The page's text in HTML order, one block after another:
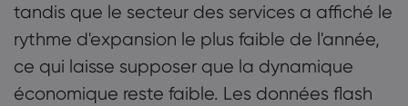
tandis que le secteur des services a affiché le
rythme d'expansion le plus faible de l'année,
ce qui laisse supposer que la dynamique
économique reste faible. Les données flash